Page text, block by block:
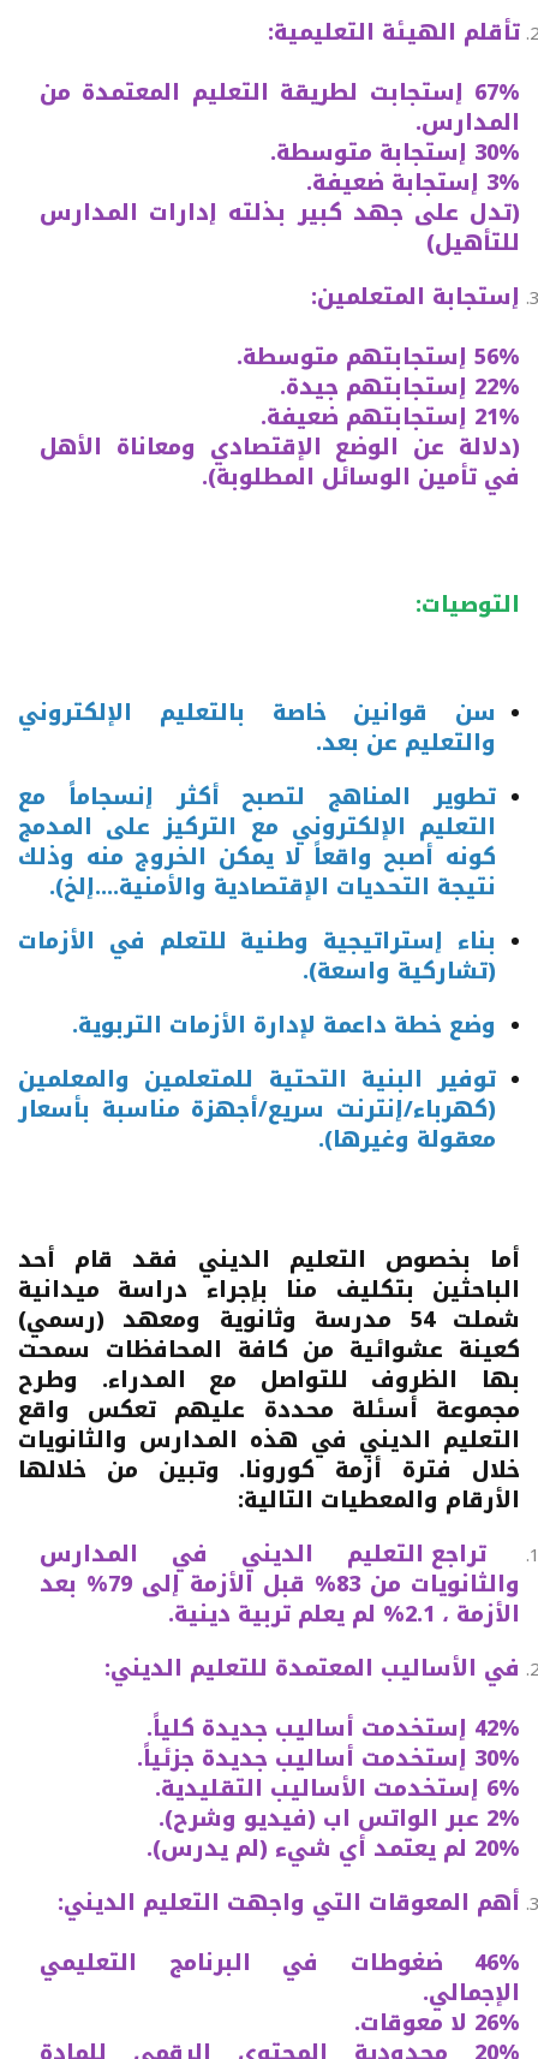
تأقلم الهيئة التعليمية:
67% إستجابت لطريقة التعليم المعتمدة من
المدارس.
30% إستجابة متوسطة.
3% إستجابة ضعيفة.
(تدل على جهد كبير بذلته إدارات المدارس
للتأهيل)
إستجابة المتعلمين:
56% إستجابتهم متوسطة.
22% إستجابتهم جيدة.
21% إستجابتهم ضعيفة.
(دلالة عن الوضع الإقتصادي ومعاناة الأهل
في تأمين الوسائل المطلوبة).
التوصيات:
سن قوانين خاصة بالتعليم الإلكتروني
والتعليم عن بعد.
تطوير المناهج لتصبح أكثر إنسجاماً مع
التعليم الإلكتروني مع التركيز على المدمج
كونه أصبح واقعاً لا يمكن الخروج منه وذلك
نتيجة التحديات الإقتصادية والأمنية....إلخ).
بناء إستراتيجية وطنية للتعلم في الأزمات
(تشاركية واسعة).
وضع خطة داعمة لإدارة الأزمات التربوية.
توفير البنية التحتية للمتعلمين والمعلمين
(كهرباء/إنترنت سريع/أجهزة مناسبة بأسعار
معقولة وغيرها).
أما بخصوص التعليم الديني فقد قام أحد
الباحثين بتكليف منا بإجراء دراسة ميدانية
شملت 54 مدرسة وثانوية ومعهد (رسمي)
كعينة عشوائية من كافة المحافظات سمحت
بها الظروف للتواصل مع المدراء. وطرح
مجموعة أسئلة محددة عليهم تعكس واقع
التعليم الديني في هذه المدارس والثانويات
خلال فترة أزمة كورونا. وتبين من خلالها
الأرقام والمعطيات التالية:
تراجع التعليم الديني في المدارس
والثانويات من 83% قبل الأزمة إلى 79% بعد
الأزمة ، 2.1% لم يعلم تربية دينية.
في الأساليب المعتمدة للتعليم الديني:
42% إستخدمت أساليب جديدة كلياً.
30% إستخدمت أساليب جديدة جزئياً.
6% إستخدمت الأساليب التقليدية.
2% عبر الواتس اب (فيديو وشرح).
20% لم يعتمد أي شيء (لم يدرس).
أهم المعوقات التي واجهت التعليم الديني:
46% ضغوطات في البرنامج التعليمي
الإجمالي.
26% لا معوقات.